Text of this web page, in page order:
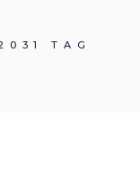
RÉSIDENCE
GESTION
TAG